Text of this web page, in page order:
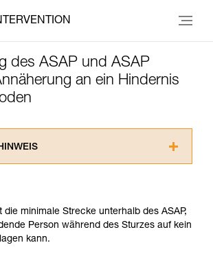
des ASAP und ASAP
an ein Hindernis
diese Zusatzinformationen
zu können, müssen Sie zuerst die in
enthaltenen
die minimale Strecke unterhalb des ASAP,
Person während des Sturzes auf kein
kann.